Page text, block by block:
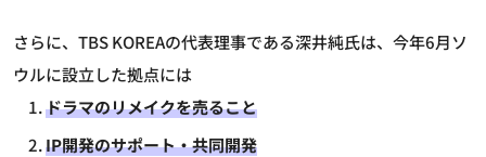
さらに、TBS KOREAの代表理事である深井純氏は、今年6月ソ
ウルに設立した拠点には
ドラマのリメイクを売ること
IP開発のサポート・共同開発